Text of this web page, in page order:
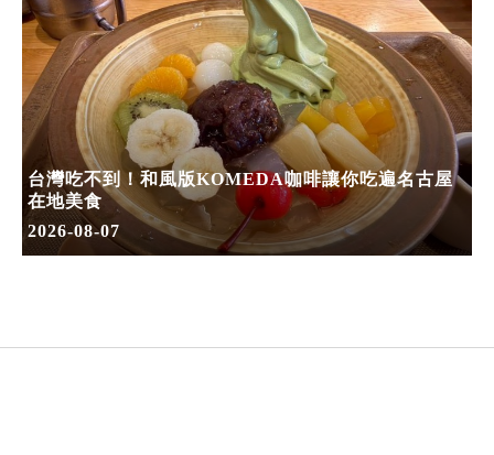
台灣吃不到！和風版KOMEDA咖啡讓你吃遍名古屋
在地美食
2026-08-07